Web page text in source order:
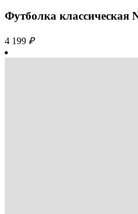
Футболка классическая
4 199 ₽